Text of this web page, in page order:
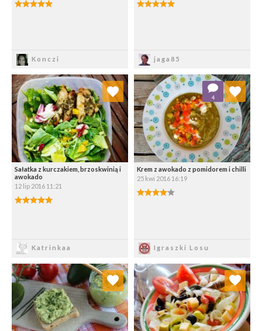
Konczi jaga85
Sałatka z kurczakiem, brzoskwinią i
awokado
12 lip 2016 11:21
Katrinkaa
Dodaj do ulubionych
Wybierz listę:
Krem z awokado z pomidorem i chilli
25 kwi 2016 16:19
Igraszki Losu
4
Dodaj do ulubionych
Wybierz listę:
Dodaj do ulubionych
Wybierz listę:
Dodaj do ulubionych
Wybierz listę: